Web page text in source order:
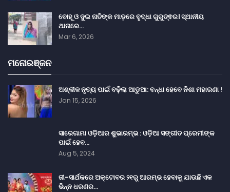
ବୋହୂ ଓ ଦୁଇ ନାତିଙ୍କ ମାଡ଼ରେ ବୃଦ୍ଧା ଗୁରୁତ୍ଵର। ସ୍ଥାନୀୟ
ଥାନାରେ…
Mar 6, 2026
ମନୋରଞ୍ଜନ
ଅଶ୍ଳୀଳ ନୃତ୍ୟ ପାଇଁ ବଢ଼ିଲା ଆଡୁଆ: ବନ୍ଧା ହେବେ ନିଶା ମହାରଣା !
Jan 15, 2026
ସାରେଗାମା ଓଡ଼ିଆର ଶୁଭାରମ୍ଭ : ଓଡ଼ିଆ ସଙ୍ଗୀତ ପ୍ରେମୀଙ୍କ
ପାଇଁ ହେବ…
Aug 5, 2024
ଜୀ-ସାର୍ଥକରେ ଅକ୍ଟୋବର ୨୧ରୁ ଆରମ୍ଭ ହେବାକୁ ଯାଉଛି ଏକ
ଭିନ୍ନ ଧରଣର…